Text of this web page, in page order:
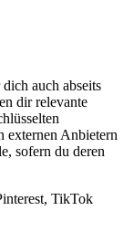
auch abseits
dir relevante
externen Anbietern
sofern du deren
TikTok